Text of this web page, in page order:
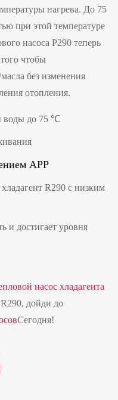
нагрева. До 75
при этой температуре
насоса Р290 теперь
чтобы
без изменения
отопления.
воды до 75 ℃
APP
R290 с низким
и достигает уровня
насос хладагента
дойди до
Сегодня!